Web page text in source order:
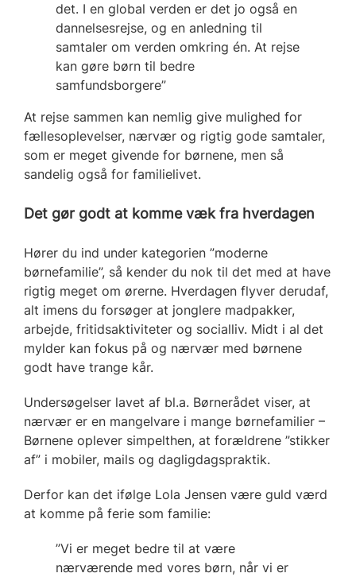
det. I en global verden er det jo også en
dannelsesrejse, og en anledning til
samtaler om verden omkring én. At rejse
kan gøre børn til bedre
samfundsborgere”
At rejse sammen kan nemlig give mulighed for
fællesoplevelser, nærvær og rigtig gode samtaler,
som er meget givende for børnene, men så
sandelig også for familielivet.
Det gør godt at komme væk fra hverdagen
Hører du ind under kategorien ”moderne
børnefamilie”, så kender du nok til det med at have
rigtig meget om ørerne. Hverdagen flyver derudaf,
alt imens du forsøger at jonglere madpakker,
arbejde, fritidsaktiviteter og socialliv. Midt i al det
mylder kan fokus på og nærvær med børnene
godt have trange kår.
Undersøgelser lavet af bl.a. Børnerådet viser, at
nærvær er en mangelvare i mange børnefamilier –
Børnene oplever simpelthen, at forældrene ”stikker
af” i mobiler, mails og dagligdagspraktik.
Derfor kan det ifølge Lola Jensen være guld værd
at komme på ferie som familie:
”Vi er meget bedre til at være
nærværende med vores børn, når vi er